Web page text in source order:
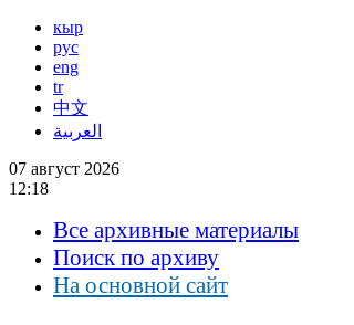
кыр
рус
eng
tr
中文
العربية
07 август 2026
12:18
Все архивные материалы
Поиск по архиву
На основной сайт